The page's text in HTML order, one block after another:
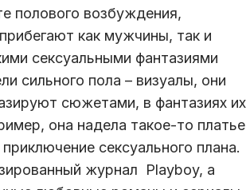
полового возбуждения,
как мужчины, так и
сексуальными фантазиями
сильного пола – визуалы, они
сюжетами, в фантазиях их
она надела такое-то платье
сексуального плана.
журнал Playboy, а